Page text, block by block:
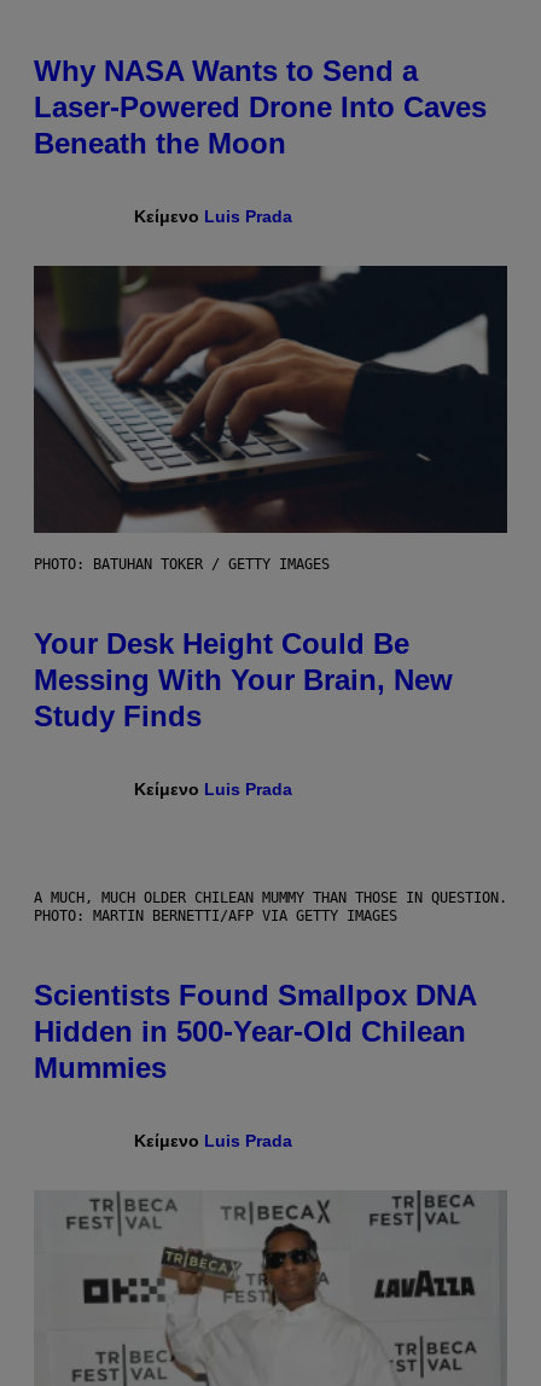
Why NASA Wants to Send a
Laser-Powered Drone Into Caves
Beneath the Moon
Κείμενο Luis Prada
PHOTO: BATUHAN TOKER / GETTY IMAGES
Your Desk Height Could Be
Messing With Your Brain, New
Study Finds
Κείμενο Luis Prada
A MUCH, MUCH OLDER CHILEAN MUMMY THAN THOSE IN QUESTION.
PHOTO: MARTIN BERNETTI/AFP VIA GETTY IMAGES
Scientists Found Smallpox DNA
Hidden in 500-Year-Old Chilean
Mummies
Κείμενο Luis Prada